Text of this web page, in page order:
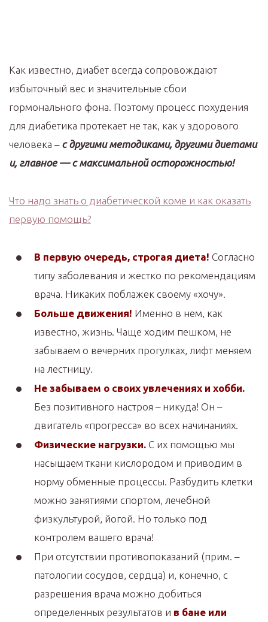
Как известно, диабет всегда сопровождают
избыточный вес и значительные сбои
гормонального фона. Поэтому процесс похудения
для диабетика протекает не так, как у здорового
человека – с другими методиками, другими диетами
и, главное — с максимальной осторожностью!
Что надо знать о диабетической коме и как оказать
первую помощь?
В первую очередь, строгая диета! Согласно
типу заболевания и жестко по рекомендациям
врача. Никаких поблажек своему «хочу».
Больше движения! Именно в нем, как
известно, жизнь. Чаще ходим пешком, не
забываем о вечерних прогулках, лифт меняем
на лестницу.
Не забываем о своих увлечениях и хобби.
Без позитивного настроя – никуда! Он –
двигатель «прогресса» во всех начинаниях.
Физические нагрузки. С их помощью мы
насыщаем ткани кислородом и приводим в
норму обменные процессы. Разбудить клетки
можно занятиями спортом, лечебной
физкультурой, йогой. Но только под
контролем вашего врача!
При отсутствии противопоказаний (прим. –
патологии сосудов, сердца) и, конечно, с
разрешения врача можно добиться
определенных результатов и в бане или